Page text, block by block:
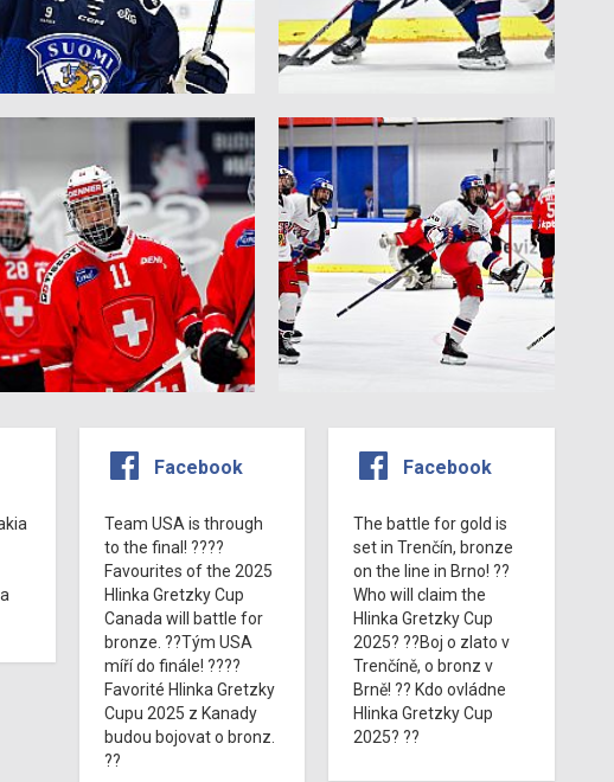
Facebook
Team USA is through
to the final! ????
Favourites of the 2025
Hlinka Gretzky Cup
Canada will battle for
bronze. ??Tým USA
míří do finále! ????
Favorité Hlinka Gretzky
Cupu 2025 z Kanady
budou bojovat o bronz.
??
Facebook
The battle for gold is
set in Trenčín, bronze
on the line in Brno! ??
Who will claim the
Hlinka Gretzky Cup
2025? ??Boj o zlato v
Trenčíně, o bronz v
Brně! ?? Kdo ovládne
Hlinka Gretzky Cup
2025? ??